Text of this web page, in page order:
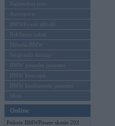
Vadāmības tests
Autosports
BMWPower aktuāli
Reklāmas raksti
Mēneša BMW
Sērijveida tūnings
BMW pasaules jaunumi
BMW koncepti
BMW konkurentu jaunumi
Moto
Online
Pašreiz BMWPower skatās 203